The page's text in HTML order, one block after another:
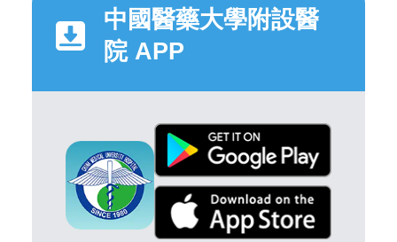
中國醫藥大學附設醫
院 APP